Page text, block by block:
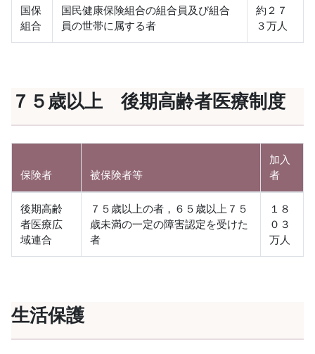
国保
組合
国民健康保険組合の組合員及び組合
員の世帯に属する者
約２７
３万人
７５歳以上 後期高齢者医療制度
保険者 被保険者等
加入
者
後期高齢
者医療広
域連合
７５歳以上の者，６５歳以上７５
歳未満の一定の障害認定を受けた
者
１８
０３
万人
生活保護